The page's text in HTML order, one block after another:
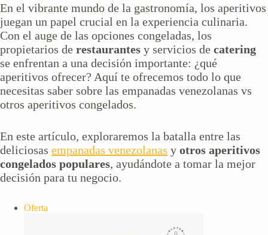
En el vibrante mundo de la gastronomía, los aperitivos
juegan un papel crucial en la experiencia culinaria.
Con el auge de las opciones congeladas, los
propietarios de restaurantes y servicios de catering
se enfrentan a una decisión importante: ¿qué
aperitivos ofrecer? Aquí te ofrecemos todo lo que
necesitas saber sobre las empanadas venezolanas vs
otros aperitivos congelados.
En este artículo, exploraremos la batalla entre las
deliciosas empanadas venezolanas y otros aperitivos
congelados populares, ayudándote a tomar la mejor
decisión para tu negocio.
Oferta